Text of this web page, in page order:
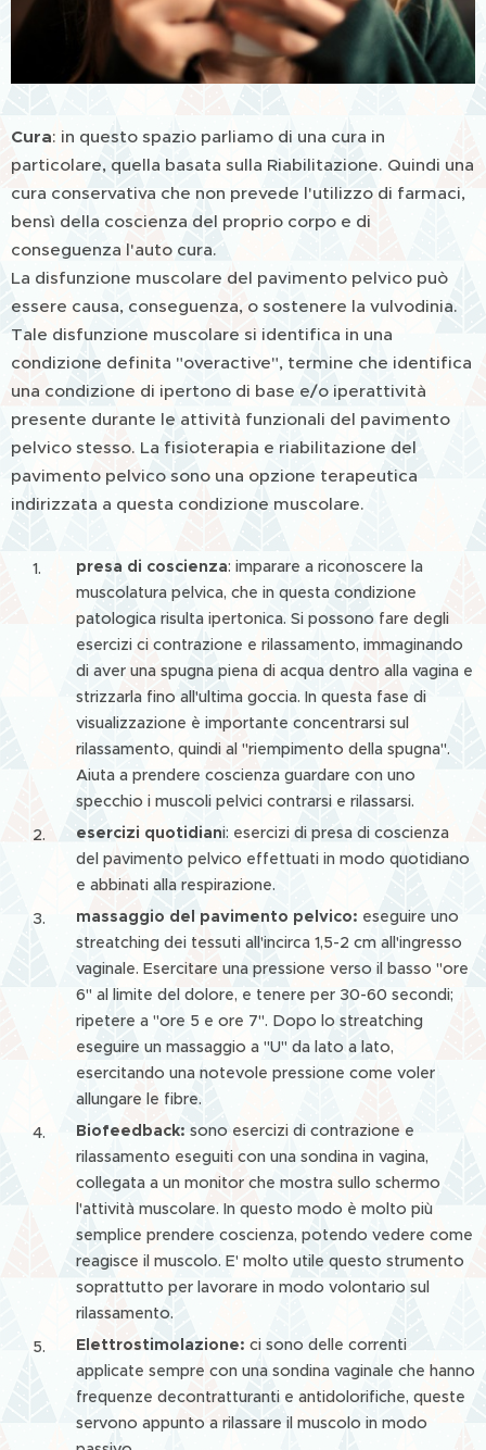
Cura: in questo spazio parliamo di una cura in
particolare, quella basata sulla Riabilitazione. Quindi una
cura conservativa che non prevede l'utilizzo di farmaci,
bensì della coscienza del proprio corpo e di
conseguenza l'auto cura.
La disfunzione muscolare del pavimento pelvico può
essere causa, conseguenza, o sostenere la vulvodinia.
Tale disfunzione muscolare si identifica in una
condizione definita "overactive", termine che identifica
una condizione di ipertono di base e/o iperattività
presente durante le attività funzionali del pavimento
pelvico stesso. La fisioterapia e riabilitazione del
pavimento pelvico sono una opzione terapeutica
indirizzata a questa condizione muscolare.
presa di coscienza: imparare a riconoscere la
muscolatura pelvica, che in questa condizione
patologica risulta ipertonica. Si possono fare degli
esercizi ci contrazione e rilassamento, immaginando
di aver una spugna piena di acqua dentro alla vagina e
strizzarla fino all'ultima goccia. In questa fase di
visualizzazione è importante concentrarsi sul
rilassamento, quindi al "riempimento della spugna".
Aiuta a prendere coscienza guardare con uno
specchio i muscoli pelvici contrarsi e rilassarsi.
esercizi quotidiani: esercizi di presa di coscienza
del pavimento pelvico effettuati in modo quotidiano
e abbinati alla respirazione.
massaggio del pavimento pelvico: eseguire uno
streatching dei tessuti all'incirca 1,5-2 cm all'ingresso
vaginale. Esercitare una pressione verso il basso "ore
6" al limite del dolore, e tenere per 30-60 secondi;
ripetere a "ore 5 e ore 7". Dopo lo streatching
eseguire un massaggio a "U" da lato a lato,
esercitando una notevole pressione come voler
allungare le fibre.
Biofeedback: sono esercizi di contrazione e
rilassamento eseguiti con una sondina in vagina,
collegata a un monitor che mostra sullo schermo
l'attività muscolare. In questo modo è molto più
semplice prendere coscienza, potendo vedere come
reagisce il muscolo. E' molto utile questo strumento
soprattutto per lavorare in modo volontario sul
rilassamento.
Elettrostimolazione: ci sono delle correnti
applicate sempre con una sondina vaginale che hanno
frequenze decontratturanti e antidolorifiche, queste
servono appunto a rilassare il muscolo in modo